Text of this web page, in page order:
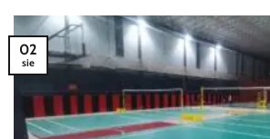
02
sie